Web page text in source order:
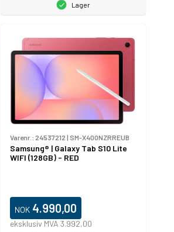
Lager
Varenr.: 24537212 | SM-X400NZRREUB
Samsung® | Galaxy Tab S10 Lite
WIFI (128GB) - RED
NOK 4.990,00
eksklusiv MVA 3.992,00